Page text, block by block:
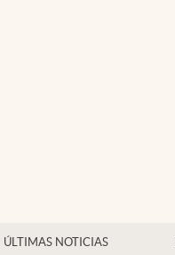
ÚLTIMAS NOTICIAS
Mercados Online